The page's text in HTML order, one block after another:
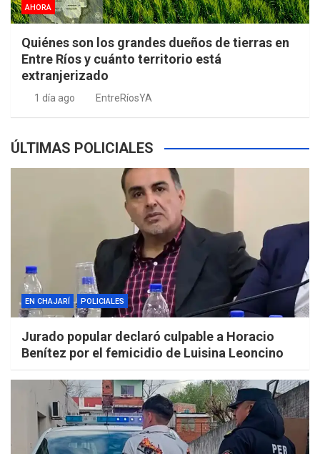
AHORA
Quiénes son los grandes dueños de tierras en
Entre Ríos y cuánto territorio está
extranjerizado
1 día ago EntreRíosYA
ÚLTIMAS POLICIALES
EN CHAJARÍ POLICIALES
Jurado popular declaró culpable a Horacio
Benítez por el femicidio de Luisina Leoncino